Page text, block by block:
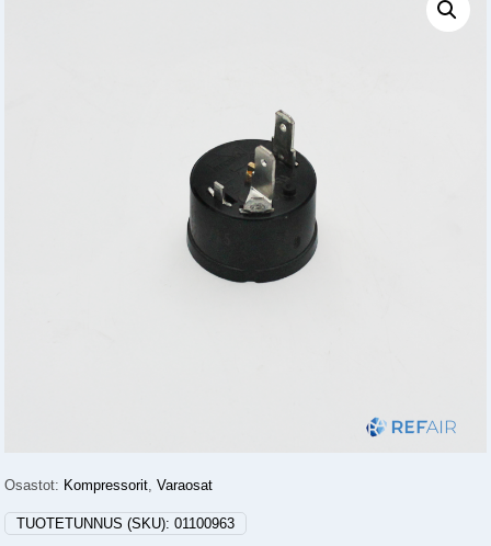
Osastot: Kompressorit,Varaosat
TUOTETUNNUS (SKU):01100963